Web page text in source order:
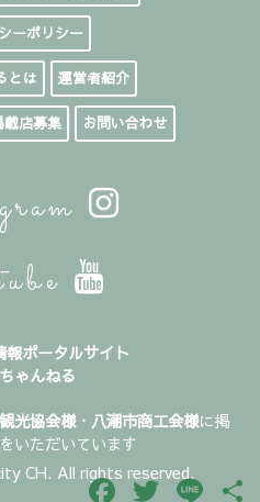
ーポリシー
とは 運営者紹介
載店募集 お問い合わせ
報ポータルサイト
ゃんねる
光協会様・ 八潮市商工会様に掲
いただいています
CH. All rights reserved.
Facebook
TwitterLine